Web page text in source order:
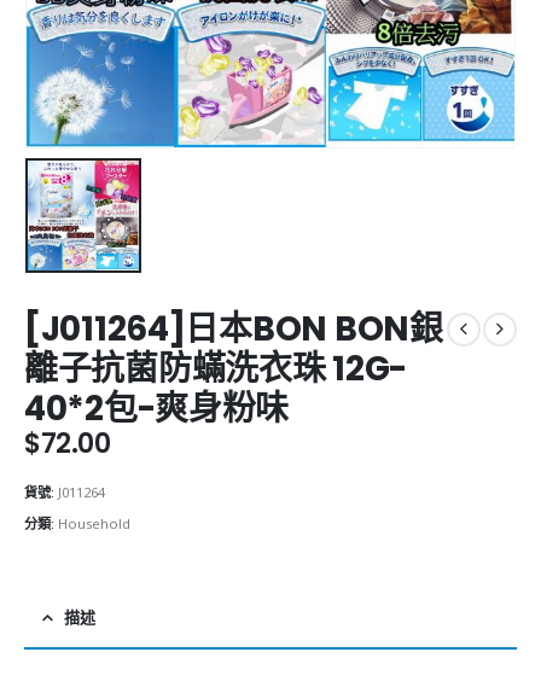
[J011264]日本BON BON銀
離子抗菌防蟎洗衣珠 12G-
40*2包-爽身粉味
$72.00
貨號: J011264
分類: Household
描述